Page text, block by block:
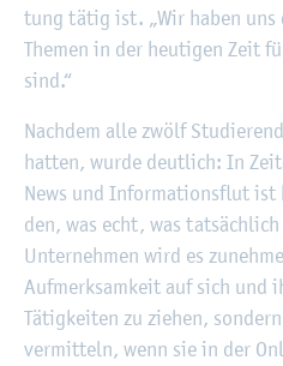
tung tätig ist. „Wir haben uns
The­men in der heu­ti­gen Zeit
sind.“
Nach­dem alle zwölf
hat­ten, wurde deut­lich: In
News und In­for­ma­ti­ons­flut
den, was echt, was
Un­ter­neh­men wird es
Auf­merk­sam­keit auf sich und
Tä­tig­kei­ten zu zie­hen,
ver­mit­teln, wenn sie in der